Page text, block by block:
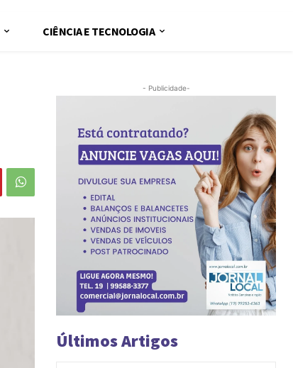
CIÊNCIA E TECNOLOGIA
- Publicidade-
Últimos Artigos